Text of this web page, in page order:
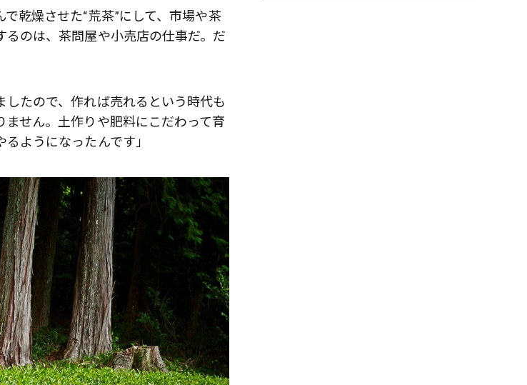
乾燥させた“荒茶”にして、市場や茶
のは、茶問屋や小売店の仕事だ。だ
したので、作れば売れるという時代も
せん。土作りや肥料にこだわって育
ようになったんです」